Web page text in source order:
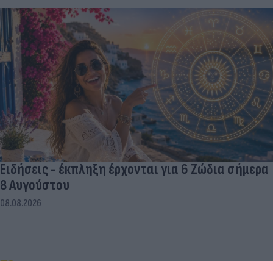
Ειδήσεις - έκπληξη έρχονται για 6 Ζώδια σήμερα
8 Αυγούστου
08.08.2026